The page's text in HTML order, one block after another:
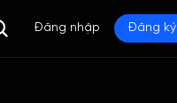
Đăng nhập Đăng ký